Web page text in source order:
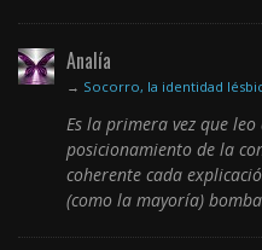
Analía
→ Socorro, la identidad
Es la primera vez que
posicionamiento de la
coherente cada
(como la mayoría)